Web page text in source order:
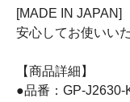
[MADE IN JAPAN]
安心してお使いい
【商品詳細】
●品番：GP-J2630-